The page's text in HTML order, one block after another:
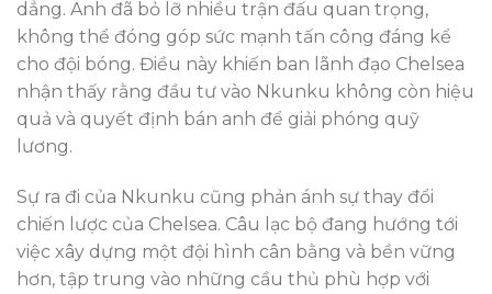
dẳng. Anh đã bỏ lỡ nhiều trận đấu quan trọng,
không thể đóng góp sức mạnh tấn công đáng kể
cho đội bóng. Điều này khiến ban lãnh đạo Chelsea
nhận thấy rằng đầu tư vào Nkunku không còn hiệu
quả và quyết định bán anh để giải phóng quỹ
lương.
Sự ra đi của Nkunku cũng phản ánh sự thay đổi
chiến lược của Chelsea. Câu lạc bộ đang hướng tới
việc xây dựng một đội hình cân bằng và bền vững
hơn, tập trung vào những cầu thủ phù hợp với